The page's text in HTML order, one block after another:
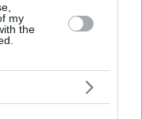
my
the
τυριού και
πινελιές, αυτή